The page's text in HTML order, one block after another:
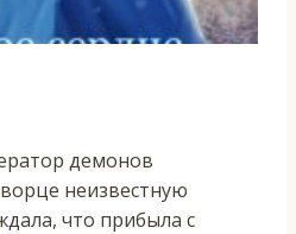
демонов
неизвестную
что прибыла с